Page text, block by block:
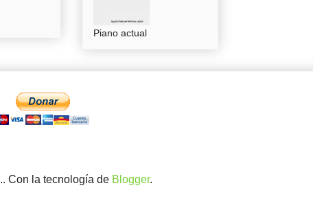
Piano actual
Con la tecnología de Blogger.